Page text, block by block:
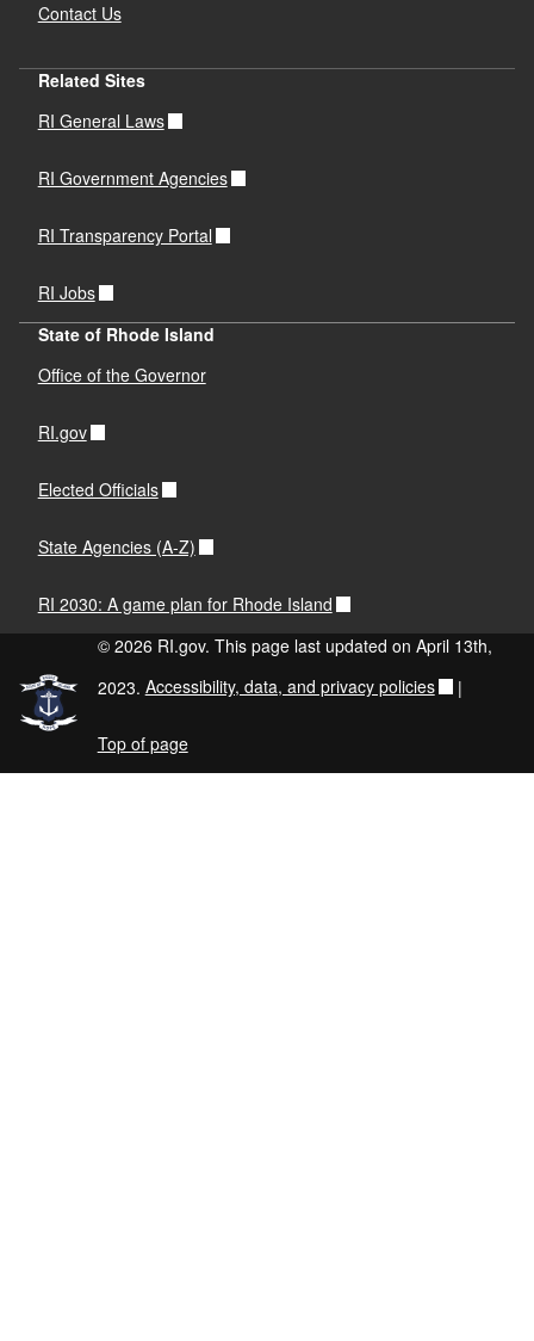
Contact Us
Related Sites
RI General Laws
RI Government Agencies
RI Transparency Portal
RI Jobs
State of Rhode Island
Office of the Governor
RI.gov
Elected Officials
State Agencies (A-Z)
RI 2030: A game plan for Rhode Island
© 2026 RI.gov. This page last updated on April 13th,
2023. Accessibility, data, and privacy policies |
Top of page